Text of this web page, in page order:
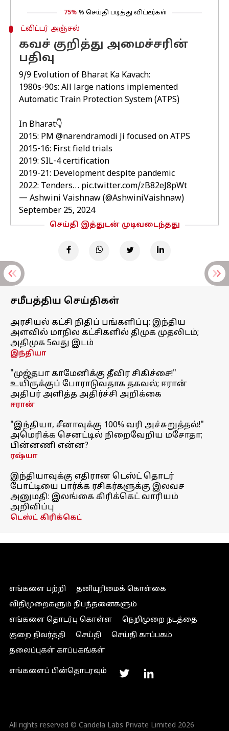
75% % செய்தி படித்து விட்டீர்கள்
ட்விட்டர் அஞ்சல்
கவச் குறித்து அமைச்சரின்
பதிவு
9/9 Evolution of Bharat Ka Kavach:
1980s-90s: All large nations implemented
Automatic Train Protection System (ATPS)
In Bharat👇
2015: PM @narendramodi Ji focused on ATPS
2015-16: First field trials
2019: SIL-4 certification
2019-21: Development despite pandemic
2022: Tenders… pic.twitter.com/zB82eJ8pWt
— Ashwini Vaishnaw (@AshwiniVaishnaw)
September 25, 2024
செய்தி இத்துடன் முடிவடைந்தது
சமீபத்திய செய்திகள்
அரசியல் கட்சி நிதிப் பங்களிப்பு: இந்திய
அளவில் மாநில கட்சிகளில் திமுக முதலிடம்;
அதிமுக 5வது இடம்
இந்தியா
"முஜ்தபா காமேனிக்கு தீவிர சிகிச்சை!"
உயிருக்குப் போராடுவதாக தகவல்; ஈரான்
அதிபர் அளித்த அதிர்ச்சி அறிக்கை
ஈரான்
"இந்தியா, சீனாவுக்கு 100% வரி அச்சுறுத்தல்!"
அமெரிக்க செனட்டில் நிறைவேறிய மசோதா;
பின்னணி என்ன?
ரஷ்யா
இந்தியாவுக்கு எதிரான டெஸ்ட் தொடர்
போட்டியை பார்க்க ரசிகர்களுக்கு இலவச
அனுமதி: இலங்கை கிரிக்கெட் வாரியம்
அறிவிப்பு
டெஸ்ட் கிரிக்கெட்
எங்களை பற்றி
தனியுரிமைக் கொள்கை
விதிமுறைகளும் நிபந்தனைகளும்
எங்களை தொடர்பு கொள்ள
நெறிமுறை நடத்தை
குறை நிவர்த்தி
செய்தி
செய்தி காப்பகம்
தலைப்புகள் காப்பகங்கள்
எங்களைப் பின்தொடரவும்
All rights reserved © Candela Labs Private Limited 2026